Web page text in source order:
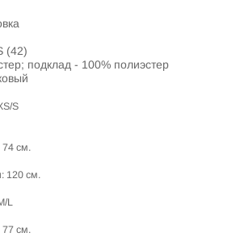
(42)
подклад - 100% полиэстер
S
74 см.
120 см.
L
77 см.